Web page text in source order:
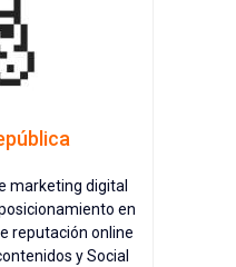
marketing digital
en
reputación online
y Social